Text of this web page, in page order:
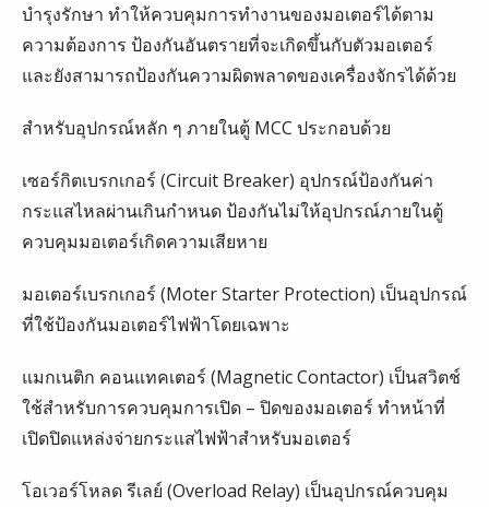
บำรุงรักษา ทำให้ควบคุมการทำงานของมอเตอร์ได้ตาม
ความต้องการ ป้องกันอันตรายที่จะเกิดขึ้นกับตัวมอเตอร์
และยังสามารถป้องกันความผิดพลาดของเครื่องจักรได้ด้วย
สำหรับอุปกรณ์หลัก ๆ ภายในตู้ MCC ประกอบด้วย
เซอร์กิตเบรกเกอร์ (Circuit Breaker) อุปกรณ์ป้องกันค่า
กระแสไหลผ่านเกินกำหนด ป้องกันไม่ให้อุปกรณ์ภายในตู้
ควบคุมมอเตอร์เกิดความเสียหาย
มอเตอร์เบรกเกอร์ (Moter Starter Protection) เป็นอุปกรณ์
ที่ใช้ป้องกันมอเตอร์ไฟฟ้าโดยเฉพาะ
แมกเนติก คอนแทคเตอร์ (Magnetic Contactor) เป็นสวิตช์
ใช้สำหรับการควบคุมการเปิด – ปิดของมอเตอร์ ทำหน้าที่
เปิดปิดแหล่งจ่ายกระแสไฟฟ้าสำหรับมอเตอร์
โอเวอร์โหลด รีเลย์ (Overload Relay) เป็นอุปกรณ์ควบคุม